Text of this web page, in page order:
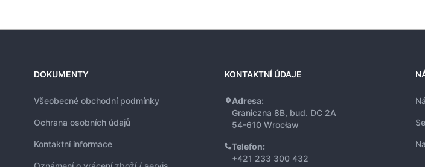
DOKUMENTY
Všeobecné obchodní podmínky
Ochrana osobních údajů
Kontaktní informace
KONTAKTNÍ ÚDAJE
Adresa:
Graniczna 8B, bud. DC 2A
54-610 Wrocław
Telefon:
+421 233 300 432